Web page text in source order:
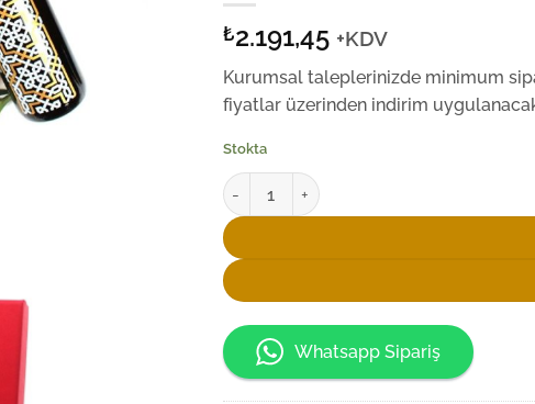
₺2.191,45 +KDV
Kurumsal taleplerinizde minimum
fiyatlar üzerinden indirim
Stokta
Elsanat Hasır Cam Şişede 500ml Sızma
Whatsapp Sipariş